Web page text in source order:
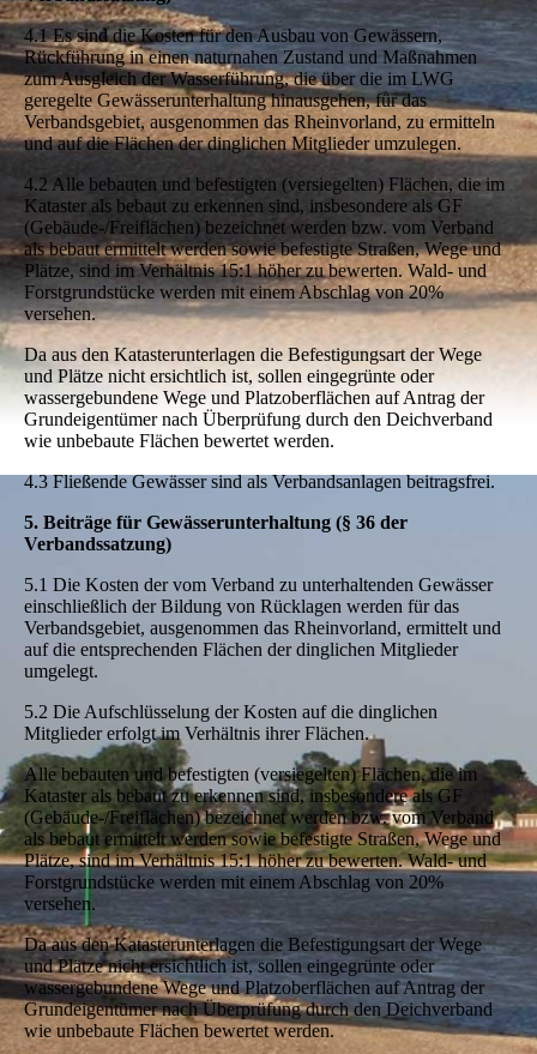
4.1 Es sind die Kosten für den Ausbau von Gewässern,
Rückführung in einen naturnahen Zustand und Maßnahmen
zum Ausgleich der Wasserführung, die über die im LWG
geregelte Gewässerunterhaltung hinausgehen, für das
Verbandsgebiet, ausgenommen das Rheinvorland, zu ermitteln
und auf die Flächen der dinglichen Mitglieder umzulegen.
4.2 Alle bebauten und befestigten (versiegelten) Flächen, die im
Kataster als bebaut zu erkennen sind, insbesondere als GF
(Gebäude-/Freiflächen) bezeichnet werden bzw. vom Verband
als bebaut ermittelt werden sowie befestigte Straßen, Wege und
Plätze, sind im Verhältnis 15:1 höher zu bewerten. Wald- und
Forstgrundstücke werden mit einem Abschlag von 20%
versehen.
Da aus den Katasterunterlagen die Befestigungsart der Wege
und Plätze nicht ersichtlich ist, sollen eingegrünte oder
wassergebundene Wege und Platzoberflächen auf Antrag der
Grundeigentümer nach Überprüfung durch den Deichverband
wie unbebaute Flächen bewertet werden.
4.3 Fließende Gewässer sind als Verbandsanlagen beitragsfrei.
5. Beiträge für Gewässerunterhaltung (§ 36 der
Verbandssatzung)
5.1 Die Kosten der vom Verband zu unterhaltenden Gewässer
einschließlich der Bildung von Rücklagen werden für das
Verbandsgebiet, ausgenommen das Rheinvorland, ermittelt und
auf die entsprechenden Flächen der dinglichen Mitglieder
umgelegt.
5.2 Die Aufschlüsselung der Kosten auf die dinglichen
Mitglieder erfolgt im Verhältnis ihrer Flächen.
Alle bebauten und befestigten (versiegelten) Flächen, die im
Kataster als bebaut zu erkennen sind, insbesondere als GF
(Gebäude-/Freiflächen) bezeichnet werden bzw. vom Verband
als bebaut ermittelt werden sowie befestigte Straßen, Wege und
Plätze, sind im Verhältnis 15:1 höher zu bewerten. Wald- und
Forstgrundstücke werden mit einem Abschlag von 20%
versehen.
Da aus den Katasterunterlagen die Befestigungsart der Wege
und Plätze nicht ersichtlich ist, sollen eingegrünte oder
wassergebundene Wege und Platzoberflächen auf Antrag der
Grundeigentümer nach Überprüfung durch den Deichverband
wie unbebaute Flächen bewertet werden.